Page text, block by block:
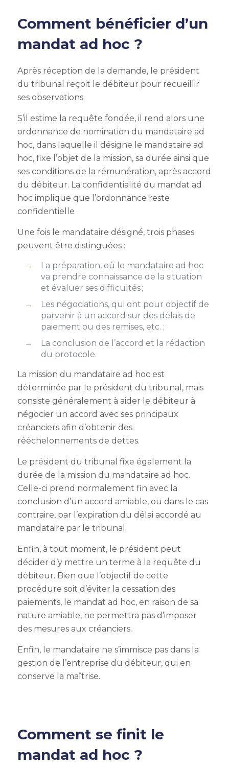
Comment bénéficier d’un
mandat ad hoc ?
Après réception de la demande, le président
du tribunal reçoit le débiteur pour recueillir
ses observations.
S’il estime la requête fondée, il rend alors une
ordonnance de nomination du mandataire ad
hoc, dans laquelle il désigne le mandataire ad
hoc, fixe l’objet de la mission, sa durée ainsi que
ses conditions de la rémunération, après accord
du débiteur. La confidentialité du mandat ad
hoc implique que l’ordonnance reste
confidentielle
Une fois le mandataire désigné, trois phases
peuvent être distinguées :
La préparation, où le mandataire ad hoc
va prendre connaissance de la situation
et évaluer ses difficultés ;
Les négociations, qui ont pour objectif de
parvenir à un accord sur des délais de
paiement ou des remises, etc. ;
La conclusion de l’accord et la rédaction
du protocole.
La mission du mandataire ad hoc est
déterminée par le président du tribunal, mais
consiste généralement à aider le débiteur à
négocier un accord avec ses principaux
créanciers afin d’obtenir des
rééchelonnements de dettes.
Le président du tribunal fixe également la
durée de la mission du mandataire ad hoc.
Celle-ci prend normalement fin avec la
conclusion d’un accord amiable, ou dans le cas
contraire, par l’expiration du délai accordé au
mandataire par le tribunal.
Enfin, à tout moment, le président peut
décider d’y mettre un terme à la requête du
débiteur. Bien que l’objectif de cette
procédure soit d’éviter la cessation des
paiements, le mandat ad hoc, en raison de sa
nature amiable, ne permettra pas d’imposer
des mesures aux créanciers.
Enfin, le mandataire ne s’immisce pas dans la
gestion de l’entreprise du débiteur, qui en
conserve la maîtrise.
Comment se finit le
mandat ad hoc ?